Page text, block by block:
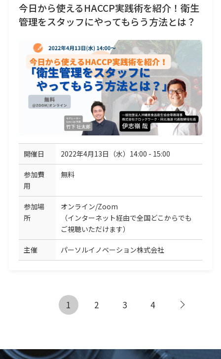
今日から使えるHACCP実践術を紹介！衛生
管理をスタッフにやってもらう方法とは？
開催日 2022年4月13日（水）14:00 - 15:00
参加費
用
無料
参加場
所
オンライン/Zoom
（インターネット経由で全国どこからでも
ご視聴いただけます）
主催 パーソルイノベーション株式会社
1 2 3 4 次へ